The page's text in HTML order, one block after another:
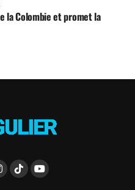
la Colombie et promet la